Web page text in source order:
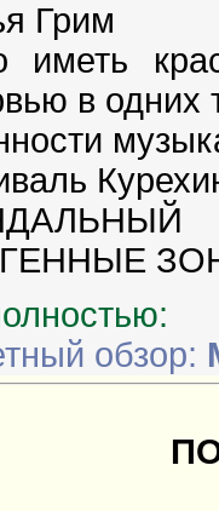
Грим
иметь
в одних
обзор: